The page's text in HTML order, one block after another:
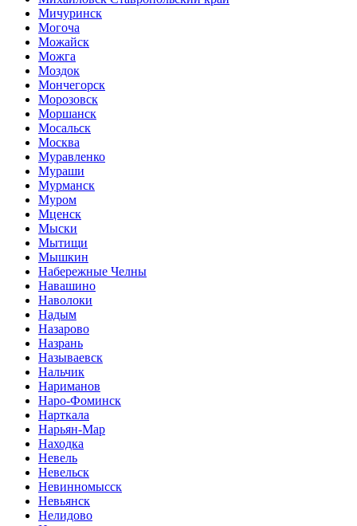
Мичуринск
Могоча
Можайск
Можга
Моздок
Мончегорск
Морозовск
Моршанск
Мосальск
Москва
Муравленко
Мураши
Мурманск
Муром
Мценск
Мыски
Мытищи
Мышкин
Набережные Челны
Навашино
Наволоки
Надым
Назарово
Назрань
Называевск
Нальчик
Нариманов
Наро-Фоминск
Нарткала
Нарьян-Мар
Находка
Невель
Невельск
Невинномысск
Невьянск
Нелидово